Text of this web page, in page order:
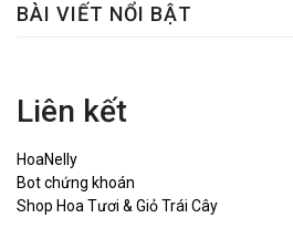
BÀI VIẾT NỔI BẬT
Liên kết
HoaNelly
Bot chứng khoán
Shop Hoa Tươi & Giỏ Trái Cây